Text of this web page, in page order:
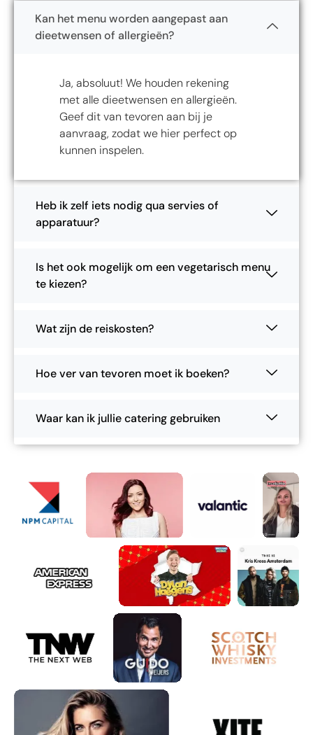
Kan het menu worden aangepast aan
dieetwensen of allergieën?
Ja, absoluut! We houden rekening
met alle dieetwensen en allergieën.
Geef dit van tevoren aan bij je
aanvraag, zodat we hier perfect op
kunnen inspelen.
Heb ik zelf iets nodig qua servies of
apparatuur?
Is het ook mogelijk om een vegetarisch menu
te kiezen?
Wat zijn de reiskosten?
Hoe ver van tevoren moet ik boeken?
Waar kan ik jullie catering gebruiken